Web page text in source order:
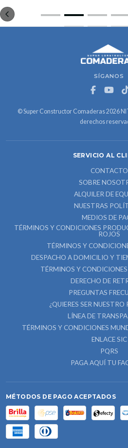
SÍGANOS
© Super Constructor Comaderas 2026
derechos
SERVICIO AL
CONTACTO
SOBRE
ALQUILER DE
NUESTRAS
MEDIOS DE
TÉRMINOS Y CONDICIONES
ROJOS
TÉRMINOS Y
DESPACHO A DOMICILIO Y
TÉRMINOS Y
DERECHO DE
PREGUNTAS
¿QUIERES SER NUESTRO
LÍNEA DE
TÉRMINOS Y CONDICIONES
ENLACE SIC
PQRS
PAGA AQUÍ TU
MÉTODOS DE PAGO ACEPTADOS